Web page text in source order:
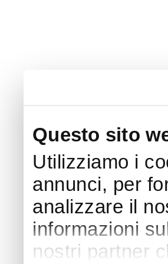
Questo sito
Utilizziamo i
annunci, per
analizzare il
informazioni
nostri partner